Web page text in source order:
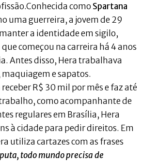
como Spartana
uma guerreira, a jovem de 29
a identidade em sigilo,
que começou na carreira há 4 anos
Antes disso, Hera trabalhava
e sapatos.
R$ 30 mil por mês e faz até
como acompanhante de
regulares em Brasília, Hera
à cidade para pedir direitos. Em
utiliza cartazes com as frases
todo mundo precisa de